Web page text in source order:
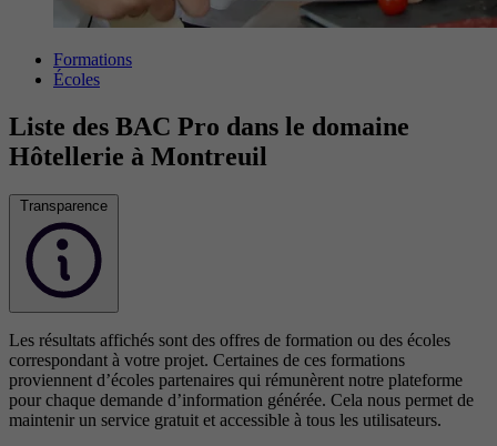
Formations
Écoles
Liste des BAC Pro dans le domaine
Hôtellerie à Montreuil
Transparence
Les résultats affichés sont des offres de formation ou des écoles
correspondant à votre projet. Certaines de ces formations
proviennent d’écoles partenaires qui rémunèrent notre plateforme
pour chaque demande d’information générée. Cela nous permet de
maintenir un service gratuit et accessible à tous les utilisateurs.